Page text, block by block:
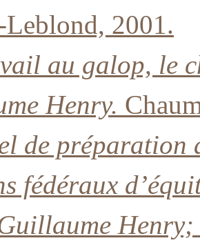
2001.
au galop, le
Henry.
de préparation
fédéraux